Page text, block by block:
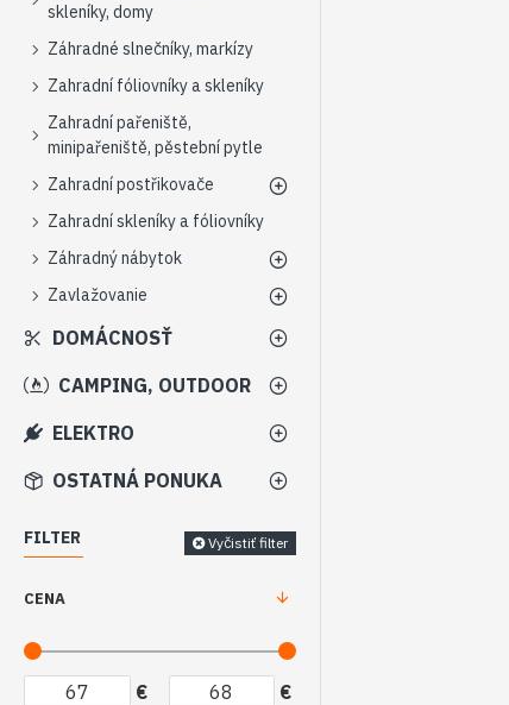
skleníky, domy
Záhradné slnečníky, markízy
Zahradní fóliovníky a skleníky
Zahradní pařeniště,
minipařeniště, pěstební pytle
Zahradní postřikovače
Zahradní skleníky a fóliovníky
Záhradný nábytok
Zavlažovanie
DOMÁCNOSŤ
CAMPING, OUTDOOR
ELEKTRO
OSTATNÁ PONUKA
FILTER Vyčistiť filter
CENA
€ €